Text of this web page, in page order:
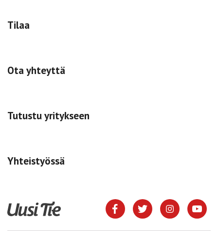
Tilaa
Ota yhteyttä
Tutustu yritykseen
Yhteistyössä